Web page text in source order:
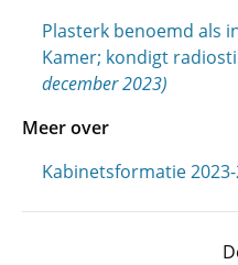
Plasterk benoemd als
Kamer; kondigt
december 2023)
Meer over
Kabinetsformatie